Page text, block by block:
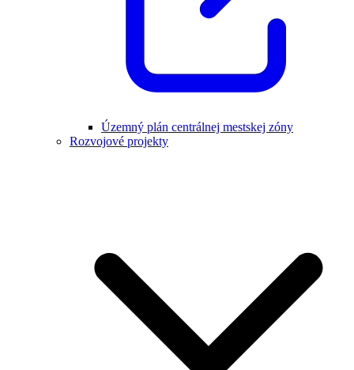
Územný plán centrálnej mestskej zóny
Rozvojové projekty